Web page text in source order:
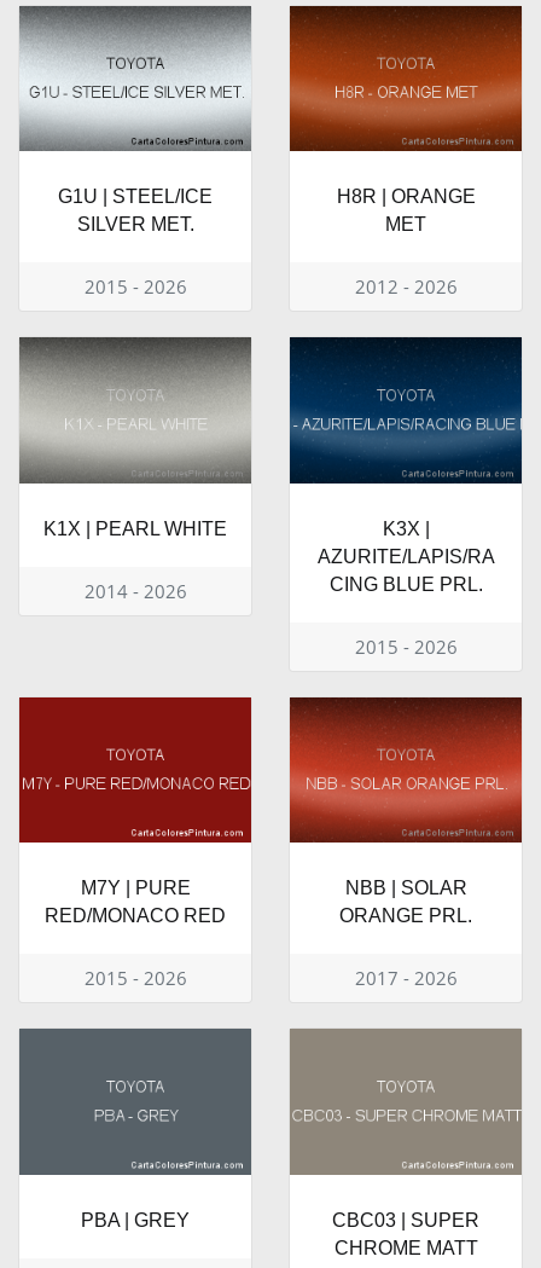
G1U | STEEL/ICE
SILVER MET.
2015 - 2026
H8R | ORANGE
MET
2012 - 2026
K1X | PEARL WHITE
2014 - 2026
K3X |
AZURITE/LAPIS/RA
CING BLUE PRL.
2015 - 2026
M7Y | PURE
RED/MONACO RED
2015 - 2026
NBB | SOLAR
ORANGE PRL.
2017 - 2026
PBA | GREY
CBC03 | SUPER
CHROME MATT